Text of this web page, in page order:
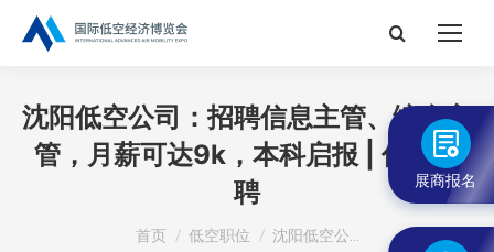
搜
沈阳低空公司：招聘信息主管、综合主
管，月薪可达9k，本科启报 | 低空招
聘
您在这里：
首页 低空职位 沈阳低空公…
展商报名